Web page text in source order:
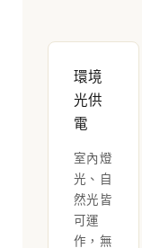
環境
光供
電
室內燈
光、自
然光皆
可運
作，無